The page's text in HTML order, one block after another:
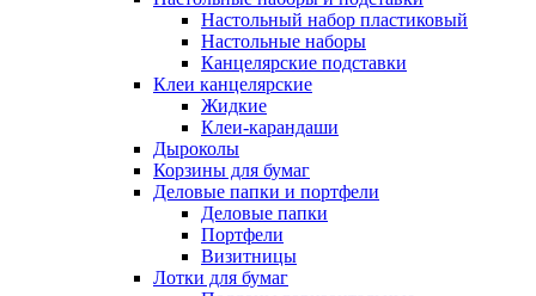
Настольный набор пластиковый
Настольные наборы
Канцелярские подставки
Клеи канцелярские
Жидкие
Клеи-карандаши
Дыроколы
Корзины для бумаг
Деловые папки и портфели
Деловые папки
Портфели
Визитницы
Лотки для бумаг